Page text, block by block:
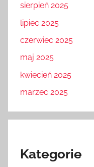
sierpień 2025
lipiec 2025
czerwiec 2025
maj 2025
kwiecień 2025
marzec 2025
Kategorie